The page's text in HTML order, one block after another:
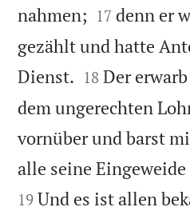
nahmen; 

17 denn er
gezählt und hatte
Dienst. 

18 Der
dem ungerechten
vornüber und barst
alle seine
19 Und es ist allen